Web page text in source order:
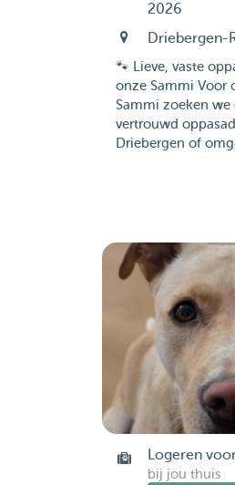
2026
Driebergen-
🐾 Lieve, vaste
onze Sammi Voor
Sammi zoeken we
vertrouwd
Driebergen of
Logeren
bij jou thuis